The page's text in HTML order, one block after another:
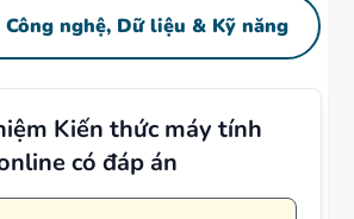
Công nghệ, Dữ liệu & Kỹ năng
Kiến thức máy tính
có đáp án